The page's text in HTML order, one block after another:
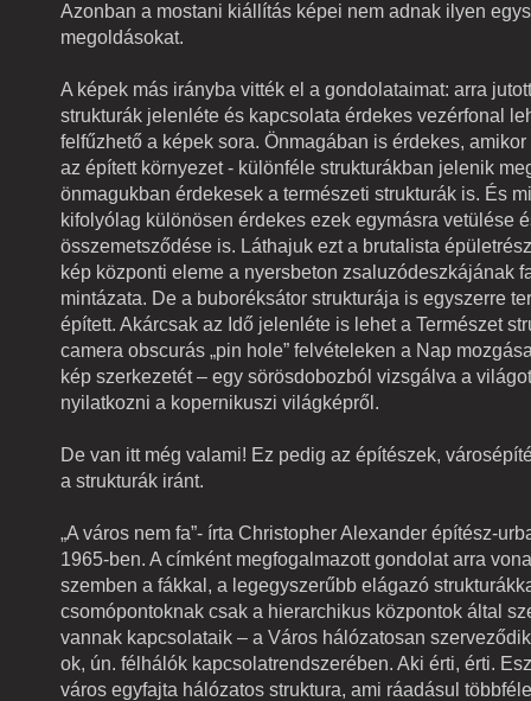
Azonban a mostani kiállítás képei nem adnak ilyen
megoldásokat.
A képek más irányba vitték el a gondolataimat: arra
strukturák jelenléte és kapcsolata érdekes vezérfonal
felfűzhető a képek sora. Önmagában is érdekes,
az épített környezet - különféle strukturákban jelenik
önmagukban érdekesek a természeti strukturák is. És
kifolyólag különösen érdekes ezek egymásra vetülése
összemetsződése is. Láthajuk ezt a brutalista
kép központi eleme a nyersbeton zsaluzódeszkájának
mintázata. De a buboréksátor strukturája is egyszerre
épített. Akárcsak az Idő jelenléte is lehet a Természet
camera obscurás „pin hole” felvételeken a Nap
kép szerkezetét – egy sörösdobozból vizsgálva a
nyilatkozni a kopernikuszi világképről.
De van itt még valami! Ez pedig az építészek,
a strukturák iránt.
„A város nem fa”- írta Christopher Alexander építész-
1965-ben. A címként megfogalmazott gondolat arra
szemben a fákkal, a legegyszerűbb elágazó
csomópontoknak csak a hierarchikus központok által
vannak kapcsolataik – a Város hálózatosan szerveződik
ok, ún. félhálók kapcsolatrendszerében. Aki érti, érti.
város egyfajta hálózatos struktura, ami ráadásul